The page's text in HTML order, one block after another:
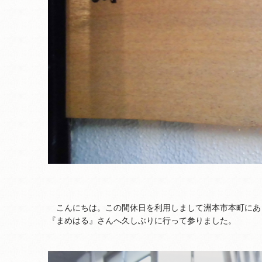
こんにちは。この間休日を利用しまして洲本市本町に
『まめはる』さんへ久しぶりに行って参りました。